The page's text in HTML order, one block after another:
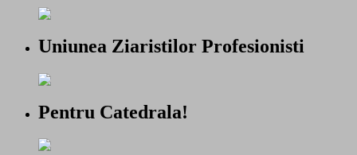
Uniunea Ziaristilor Profesionisti
Pentru Catedrala!